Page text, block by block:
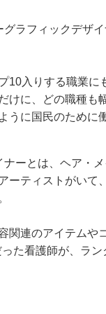
ラフィックデザイ
10入りする職業
けに、どの職種も
うに国民のために
ーとは、ヘア・
ーティストがいて
関連のアイテムや
た看護師が、ラ